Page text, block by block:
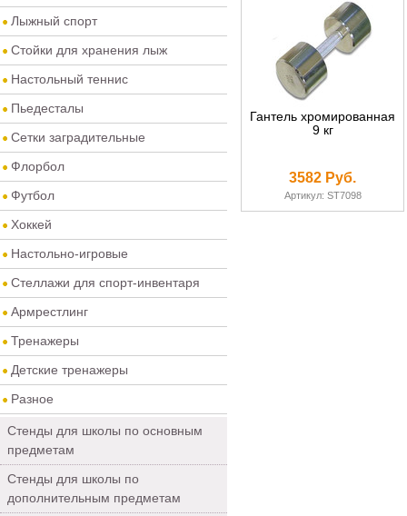
Лыжный спорт
Стойки для хранения лыж
Настольный теннис
Пьедесталы
Сетки заградительные
Флорбол
Футбол
Хоккей
Настольно-игровые
Стеллажи для спорт-инвентаря
Армрестлинг
Тренажеры
Детские тренажеры
Разное
Стенды для школы по основным
предметам
Стенды для школы по
дополнительным предметам
Гантель хромированная
9 кг
3582 Руб.
Артикул: ST7098